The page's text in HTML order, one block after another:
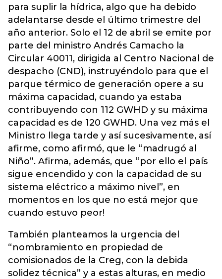
para suplir la hídrica, algo que ha debido
adelantarse desde el último trimestre del
año anterior. Solo el 12 de abril se emite por
parte del ministro Andrés Camacho la
Circular 40011, dirigida al Centro Nacional de
despacho (CND), instruyéndolo para que el
parque térmico de generación opere a su
máxima capacidad, cuando ya estaba
contribuyendo con 112 GWHD y su máxima
capacidad es de 120 GWHD. Una vez más el
Ministro llega tarde y así sucesivamente, así
afirme, como afirmó, que le “madrugó al
Niño”. Afirma, además, que “por ello el país
sigue encendido y con la capacidad de su
sistema eléctrico a máximo nivel”, en
momentos en los que no está mejor que
cuando estuvo peor!
También planteamos la urgencia del
“nombramiento en propiedad de
comisionados de la Creg, con la debida
solidez técnica” y a estas alturas, en medio